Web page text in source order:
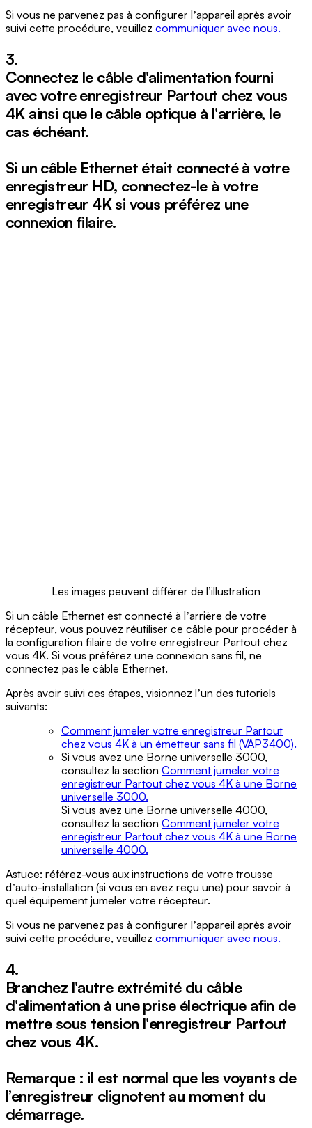
Si vous ne parvenez pas à configurer lʼappareil après avoir
suivi cette procédure, veuillez communiquer avec nous.
3.
Connectez le câble d'alimentation fourni
avec votre enregistreur Partout chez vous
4K ainsi que le câble optique à l'arrière, le
cas échéant.
Si un câble Ethernet était connecté à votre
enregistreur HD, connectez-le à votre
enregistreur 4K si vous préférez une
connexion filaire.
Les images peuvent différer de l’illustration
Si un câble Ethernet est connecté à lʼarrière de votre
récepteur, vous pouvez réutiliser ce câble pour procéder à
la configuration filaire de votre enregistreur Partout chez
vous 4K. Si vous préférez une connexion sans fil, ne
connectez pas le câble Ethernet.
Après avoir suivi ces étapes, visionnez lʼun des tutoriels
suivants:
Comment jumeler votre enregistreur Partout
chez vous 4K à un émetteur sans fil (VAP3400).
Si vous avez une Borne universelle 3000,
consultez la section Comment jumeler votre
enregistreur Partout chez vous 4K à une Borne
universelle 3000.
Si vous avez une Borne universelle 4000,
consultez la section Comment jumeler votre
enregistreur Partout chez vous 4K à une Borne
universelle 4000.
Astuce: référez-vous aux instructions de votre trousse
dʼauto-installation (si vous en avez reçu une) pour savoir à
quel équipement jumeler votre récepteur.
Si vous ne parvenez pas à configurer lʼappareil après avoir
suivi cette procédure, veuillez communiquer avec nous.
4.
Branchez l'autre extrémité du câble
d'alimentation à une prise électrique afin de
mettre sous tension l'enregistreur Partout
chez vous 4K.
Remarque : il est normal que les voyants de
l’enregistreur clignotent au moment du
démarrage.